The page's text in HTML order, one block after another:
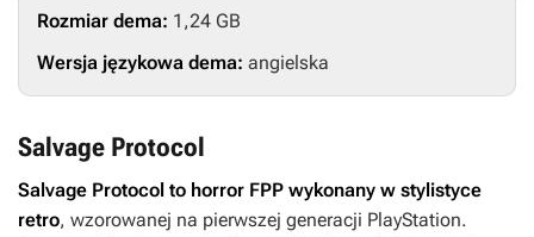
Rozmiar dema: 1,24 GB
Wersja językowa dema: angielska
Salvage Protocol
Salvage Protocol to horror FPP wykonany w stylistyce
retro, wzorowanej na pierwszej generacji PlayStation.